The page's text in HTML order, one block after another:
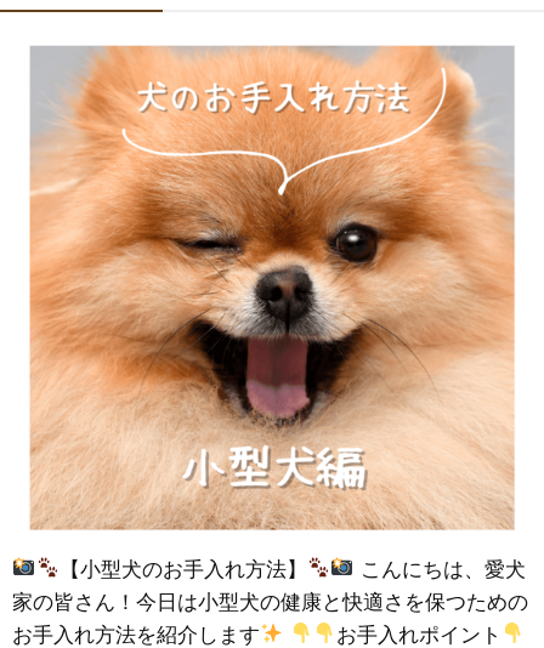
【小型犬のお手入れ方法】
こんにちは、愛犬
家の皆さん！今日は小型犬の健康と快適さを保つための
お手入れ方法を紹介します
お手入れポイント